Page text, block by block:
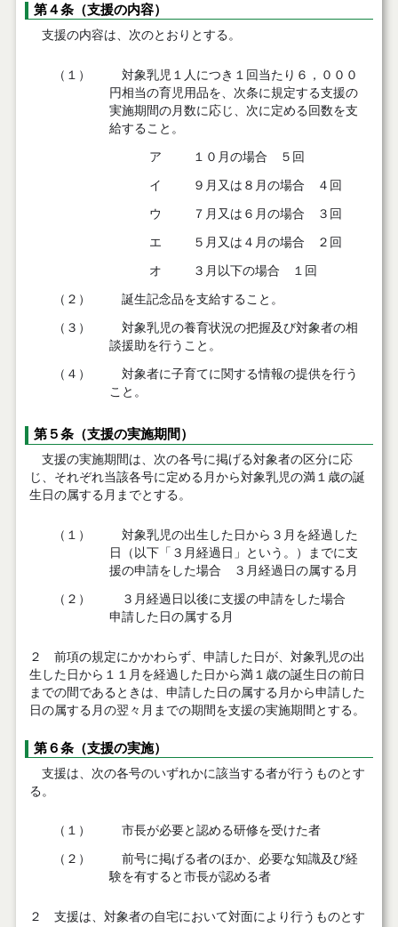
第４条（支援の内容）
支援の内容は、次のとおりとする。
（１）
対象乳児１人につき１回当たり６，０００
円相当の育児用品を、次条に規定する支援の
実施期間の月数に応じ、次に定める回数を支
給すること。
ア １０月の場合 ５回
イ ９月又は８月の場合 ４回
ウ ７月又は６月の場合 ３回
エ ５月又は４月の場合 ２回
オ ３月以下の場合 １回
（２） 誕生記念品を支給すること。
（３）
対象乳児の養育状況の把握及び対象者の相
談援助を行うこと。
（４）
対象者に子育てに関する情報の提供を行う
こと。
第５条（支援の実施期間）
支援の実施期間は、次の各号に掲げる対象者の区分に応
じ、それぞれ当該各号に定める月から対象乳児の満１歳の誕
生日の属する月までとする。
（１）
対象乳児の出生した日から３月を経過した
日（以下「３月経過日」という。）までに支
援の申請をした場合 ３月経過日の属する月
（２）
３月経過日以後に支援の申請をした場合
申請した日の属する月
２ 前項の規定にかかわらず、申請した日が、対象乳児の出
生した日から１１月を経過した日から満１歳の誕生日の前日
までの間であるときは、申請した日の属する月から申請した
日の属する月の翌々月までの期間を支援の実施期間とする。
第６条（支援の実施）
支援は、次の各号のいずれかに該当する者が行うものとす
る。
（１） 市長が必要と認める研修を受けた者
（２）
前号に掲げる者のほか、必要な知識及び経
験を有すると市長が認める者
２ 支援は、対象者の自宅において対面により行うものとす